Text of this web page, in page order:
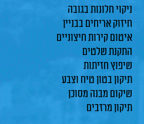
ניקוי חלונות בגובה
חיזוק אריחים בבניין
איטום קירות חיצוניים
התקנת שלטים
שיפוץ חזיתות
תיקון בטון טיח וצבע
שיקום מבנה מסוכן
תיקון מרזבים